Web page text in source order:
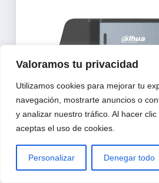
Valoramos tu privacidad
Utilizamos cookies para mejorar tu
navegación, mostrarte anuncios o
y analizar nuestro tráfico. Al hacer clic
aceptas el uso de cookies.
Personalizar Denegar todo
Cámara Dashcam 4K DHI-
Cámara Dashcam 4K DHI-
4K / Pantalla 3 Pulgadas/